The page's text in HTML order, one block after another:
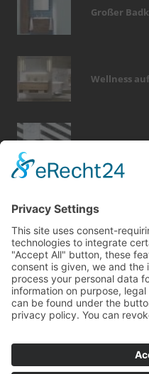
Großer
Wellness
Bericht Tags
elektro fliesen
sanieren
rund ums haus
türen
sicherheit holz